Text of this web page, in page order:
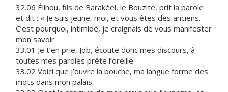
32.06 Élihou, fils de Barakéel, le Bouzite, prit la parole
et dit : « Je suis jeune, moi, et vous êtes des anciens.
C’est pourquoi, intimidé, je craignais de vous manifester
mon savoir.
33.01 Je t’en prie, Job, écoute donc mes discours, à
toutes mes paroles prête l’oreille.
33.02 Voici que j’ouvre la bouche, ma langue forme des
mots dans mon palais.